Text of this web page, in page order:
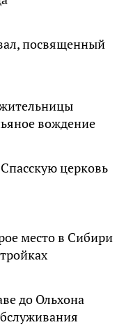
посвященный
вождение
церковь
место в Сибири
до Ольхона